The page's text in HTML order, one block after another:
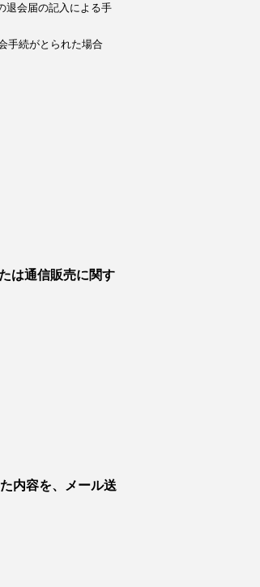
退会届の記入による手
手続がとられた場合
は通信販売に関す
内容を、メール送